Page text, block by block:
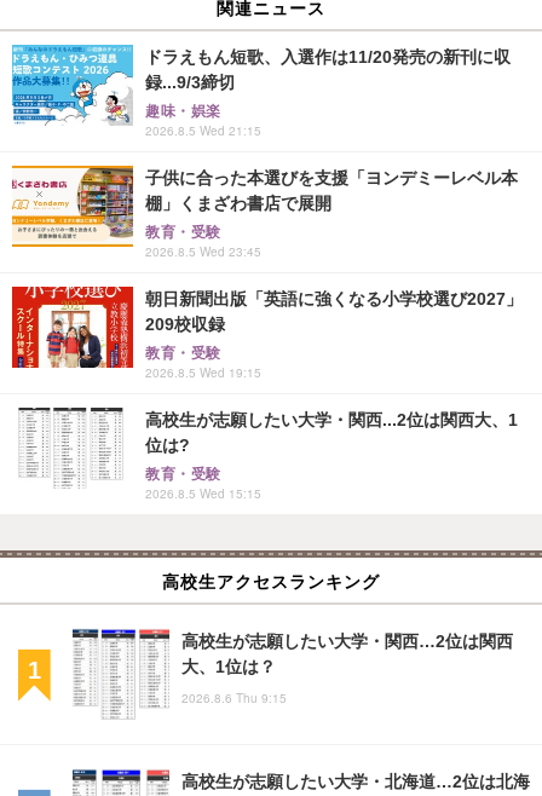
関連ニュース
ドラえもん短歌、入選作は11/20発売の新刊に収
録...9/3締切
趣味・娯楽
2026.8.5 Wed 21:15
子供に合った本選びを支援「ヨンデミーレベル本
棚」くまざわ書店で展開
教育・受験
2026.8.5 Wed 23:45
朝日新聞出版「英語に強くなる小学校選び2027」
209校収録
教育・受験
2026.8.5 Wed 19:15
高校生が志願したい大学・関西...2位は関西大、1
位は?
教育・受験
2026.8.5 Wed 15:15
高校生アクセスランキング
高校生が志願したい大学・関西…2位は関西
大、1位は？
2026.8.6 Thu 9:15
高校生が志願したい大学・北海道…2位は北海